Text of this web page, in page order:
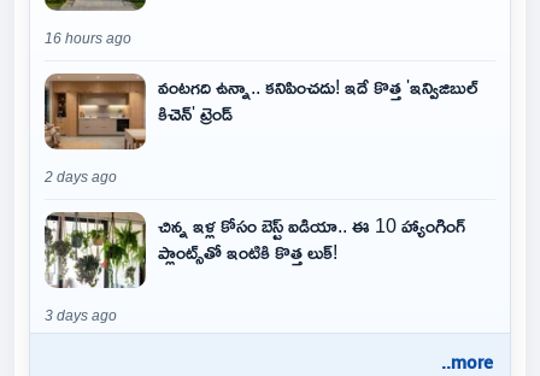
16 hours ago
వంటగది ఉన్నా.. కనిపించదు! ఇదే కొత్త 'ఇన్విజిబుల్
కిచెన్' ట్రెండ్
2 days ago
చిన్న ఇళ్ల కోసం బెస్ట్ ఐడియా.. ఈ 10 హ్యాంగింగ్
ప్లాంట్స్‌తో ఇంటికి కొత్త లుక్!
3 days ago
..more